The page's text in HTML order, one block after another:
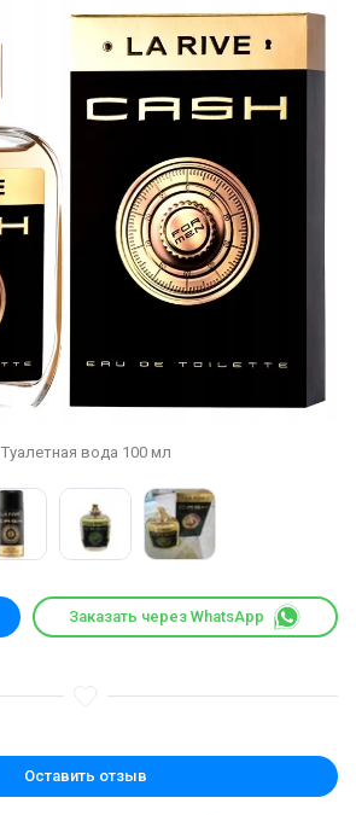
Туалетная вода 100 мл
Заказать через WhatsApp
Оставить отзыв